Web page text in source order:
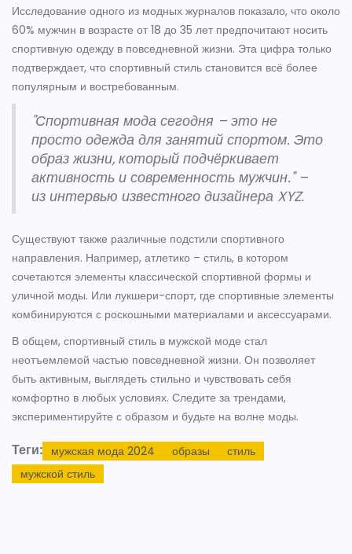
Исследование одного из модных журналов показало, что около
60% мужчин в возрасте от 18 до 35 лет предпочитают носить
спортивную одежду в повседневной жизни. Эта цифра только
подтверждает, что спортивный стиль становится всё более
популярным и востребованным.
"Спортивная мода сегодня – это не
просто одежда для занятий спортом. Это
образ жизни, который подчёркивает
активность и современность мужчин." –
из интервью известного дизайнера XYZ.
Существуют также различные подстили спортивного
направления. Например, атлетико – стиль, в котором
сочетаются элементы классической спортивной формы и
уличной моды. Или лукшери-спорт, где спортивные элементы
комбинируются с роскошными материалами и аксессуарами.
В общем, спортивный стиль в мужской моде стал
неотъемлемой частью повседневной жизни. Он позволяет
быть активным, выглядеть стильно и чувствовать себя
комфортно в любых условиях. Следите за трендами,
экспериментируйте с образом и будьте на волне моды.
Теги: мужская мода 2024 образы
стиль
мужской стиль